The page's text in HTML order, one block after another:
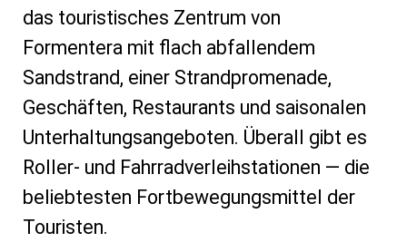
das touristisches Zentrum von
Formentera mit flach abfallendem
Sandstrand, einer Strandpromenade,
Geschäften, Restaurants und saisonalen
Unterhaltungsangeboten. Überall gibt es
Roller- und Fahrradverleihstationen — die
beliebtesten Fortbewegungsmittel der
Touristen.